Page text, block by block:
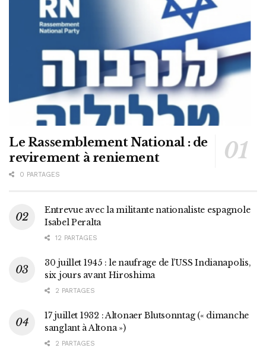
Le Rassemblement National : de
revirement à reniement
0 PARTAGES
Entrevue avec la militante nationaliste espagnole
Isabel Peralta
12 PARTAGES
30 juillet 1945 : le naufrage de l’USS Indianapolis,
six jours avant Hiroshima
2 PARTAGES
17 juillet 1932 : Altonaer Blutsonntag (« dimanche
sanglant à Altona »)
2 PARTAGES